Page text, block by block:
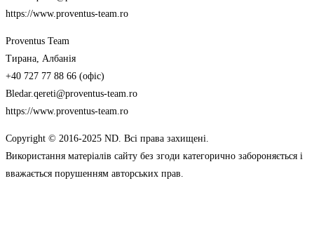
https://www.proventus-team.ro
Proventus Team
Тирана, Албанія
+40 727 77 88 66 (офіс)
Bledar.qereti@proventus-team.ro
https://www.proventus-team.ro
Copyright © 2016-2025 ND. Всі права захищені.
Використання матеріалів сайту без згоди категорично забороняється і
вважається порушенням авторських прав.